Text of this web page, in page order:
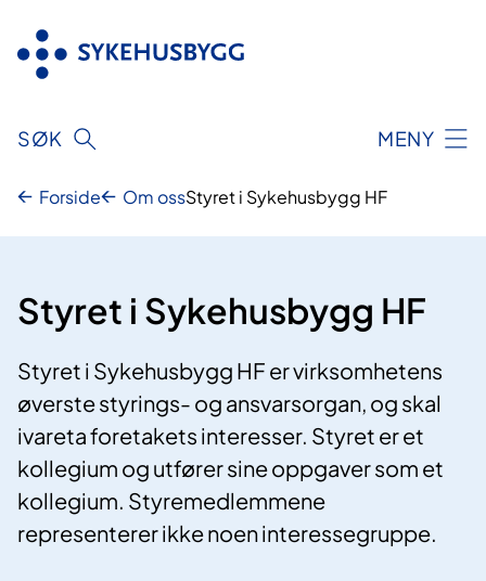
innhold
SØK MENY
Forside Om ossStyret i Sykehusbygg HF
Styret i Sykehusbygg HF
Styret i Sykehusbygg HF er virksomhetens
øverste styrings- og ansvarsorgan, og skal
ivareta foretakets interesser. Styret er et
kollegium og utfører sine oppgaver som et
kollegium. Styremedlemmene
representerer ikke noen interessegruppe.